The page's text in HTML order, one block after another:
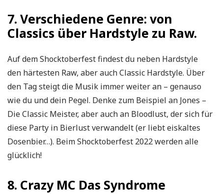
7. Verschiedene Genre: von
Classics über Hardstyle zu Raw.
Auf dem Shocktoberfest findest du neben Hardstyle
den härtesten Raw, aber auch Classic Hardstyle. Über
den Tag steigt die Musik immer weiter an – genauso
wie du und dein Pegel. Denke zum Beispiel an Jones –
Die Classic Meister, aber auch an Bloodlust, der sich für
diese Party in Bierlust verwandelt (er liebt eiskaltes
Dosenbier…). Beim Shocktoberfest 2022 werden alle
glücklich!
8. Crazy MC Das Syndrome